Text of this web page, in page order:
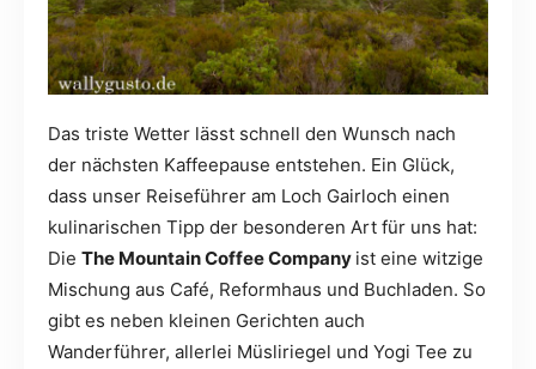
Das triste Wetter lässt schnell den Wunsch nach
der nächsten Kaffeepause entstehen. Ein Glück,
dass unser Reiseführer am Loch Gairloch einen
kulinarischen Tipp der besonderen Art für uns hat:
Die The Mountain Coffee Company ist eine witzige
Mischung aus Café, Reformhaus und Buchladen. So
gibt es neben kleinen Gerichten auch
Wanderführer, allerlei Müsliriegel und Yogi Tee zu